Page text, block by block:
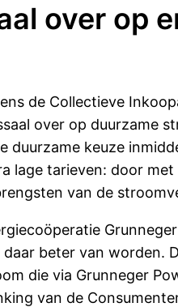
over op
de Collectieve
over op duurzame
duurzame keuze
lage tarieven: door
van de
daar beter van worden.
die via Grunneger
van de